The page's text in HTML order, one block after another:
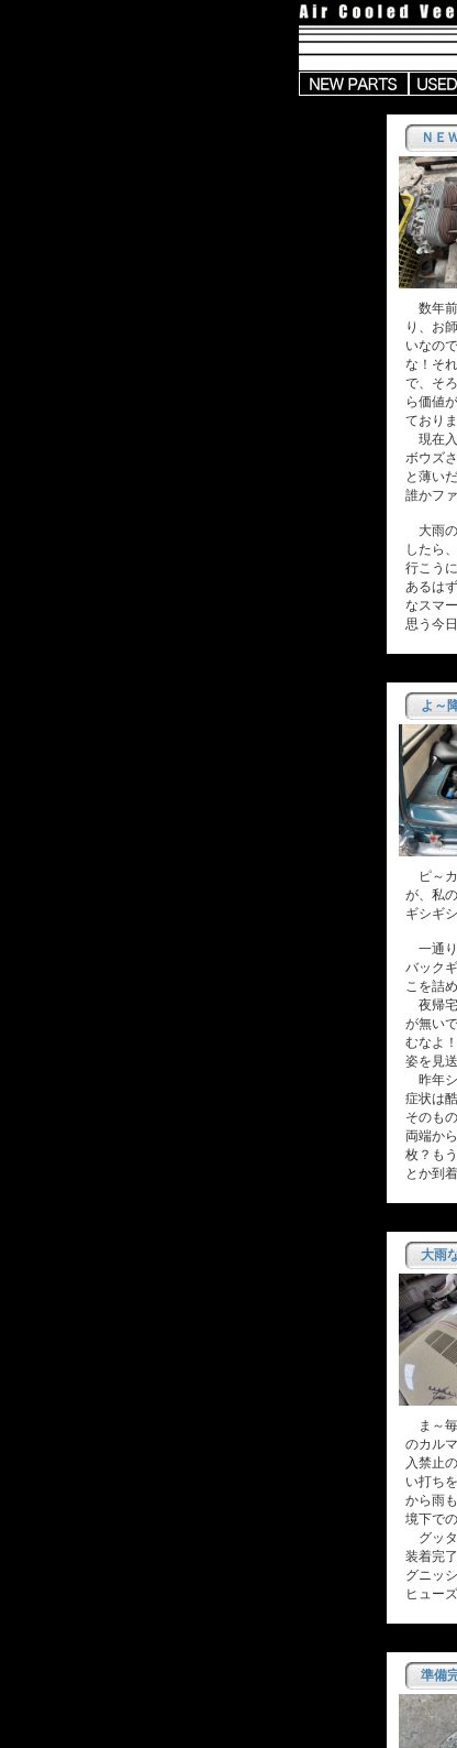
ＮＥ
数年前
り、お
いなの
な！そ
で、そ
ら価値
ており
現在入
ボウズ
と薄い
誰かフ
大雨の
したら
行こう
あるは
なスマ
思う今
よ～
ピ～カ
が、私
ギシギ
一通り
バック
こを詰
夜帰宅
が無い
むなよ
姿を見
昨年シ
症状は
そのも
両端か
枚？も
とか到
大雨
ま～毎
のカル
入禁止
い打ち
から雨
境下で
グッタ
装着完
グニッ
ヒュー
準備